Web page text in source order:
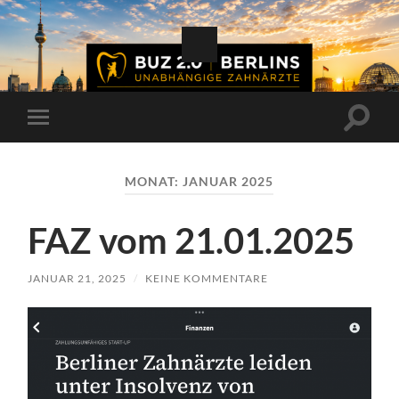
Mobile-
Menü
MONAT: JANUAR 2025
FAZ vom 21.01.2025
JANUAR 21, 2025 / KEINE KOMMENTARE